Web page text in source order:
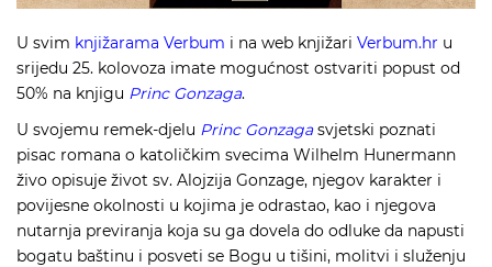
U svim knjižarama Verbum i na web knjižari Verbum.hr u
srijedu 25. kolovoza imate mogućnost ostvariti popust od
50% na knjigu Princ Gonzaga.
U svojemu remek-djelu Princ Gonzagasvjetski poznati
pisac romana o katoličkim svecima Wilhelm Hunermann
živo opisuje život sv. Alojzija Gonzage, njegov karakter i
povijesne okolnosti u kojima je odrastao, kao i njegova
nutarnja previranja koja su ga dovela do odluke da napusti
bogatu baštinu i posveti se Bogu u tišini, molitvi i služenju